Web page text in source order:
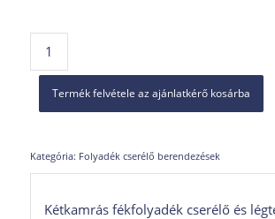
Termék felvétele az ajánlatkérő kosárba
Kategória: Folyadék cserélő berendezések
Kétkamrás fékfolyadék cserélő és